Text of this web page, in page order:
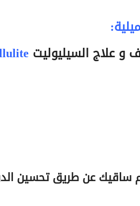
علاج السيليوليت
ساقيك عن طريق تحسين